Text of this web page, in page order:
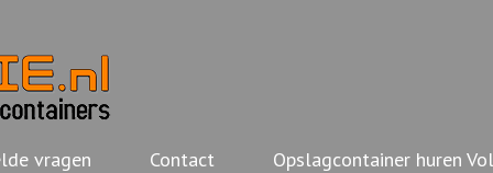
vragen Contact Opslagcontainer huren